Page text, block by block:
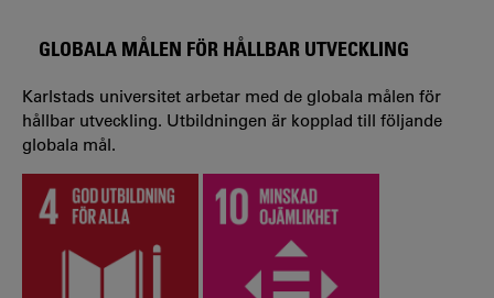
GLOBALA MÅLEN FÖR HÅLLBAR UTVECKLING
Karlstads universitet arbetar med de globala målen för
hållbar utveckling. Utbildningen är kopplad till följande
globala mål.